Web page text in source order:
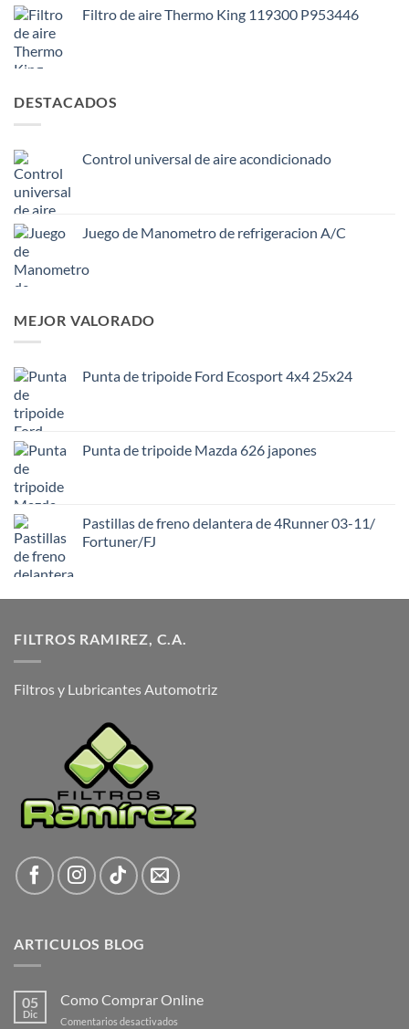
Filtro de aire Thermo King 119300 P953446
DESTACADOS
Control universal de aire acondicionado
Juego de Manometro de refrigeracion A/C
MEJOR VALORADO
Punta de tripoide Ford Ecosport 4x4 25x24
Punta de tripoide Mazda 626 japones
Pastillas de freno delantera de 4Runner 03-11/
Fortuner/FJ
FILTROS RAMIREZ, C.A.
Filtros y Lubricantes Automotriz
ARTICULOS BLOG
05
Dic
Como Comprar Online
Comentarios desactivados